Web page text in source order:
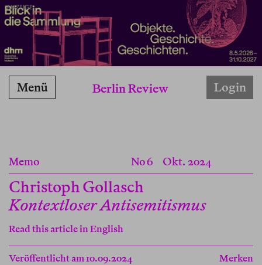
ANZEIGE
Berlin Review
Menü Login
Memo No 6 Okt. 2024
Christoph Gollasch
Kontextloser Antisemitismus
Read this article in English
Veröffentlicht am 10.09.2024 Merken